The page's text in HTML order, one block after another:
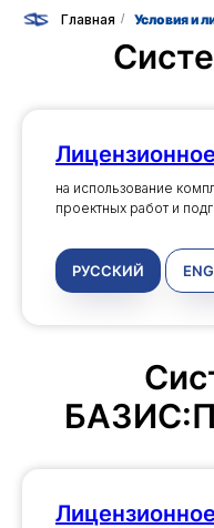
Главная / Условия и
на использование
проектных работ и
РУССКИЙ